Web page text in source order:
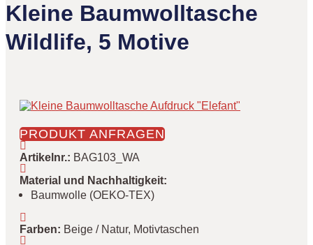
Kleine Baumwolltasche
Wildlife, 5 Motive
PRODUKT ANFRAGEN
Artikelnr.: BAG103_WA
Material und Nachhaltigkeit:
Baumwolle (OEKO-TEX)
Farben: Beige / Natur, Motivtaschen